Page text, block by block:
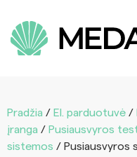
Pradžia / El. parduotuvė /
įranga / Pusiausvyros
sistemos / Pusiausvyros